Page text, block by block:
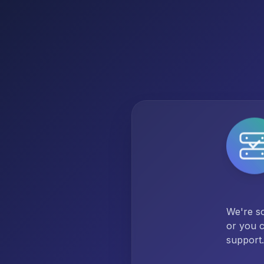
We're
or you
support.